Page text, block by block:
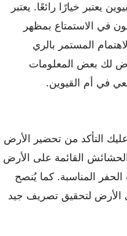
خيارًا رائعًا. يعتبر
في الاستمتاع بمظهر
المستمر بالري
لك بعض المعلومات
في أم القيوين.
التأكد من تحضير الأرض
القائمة على الأرض
المناسبة. كما يُنصح
الأرض لتحقيق تصريف جيد